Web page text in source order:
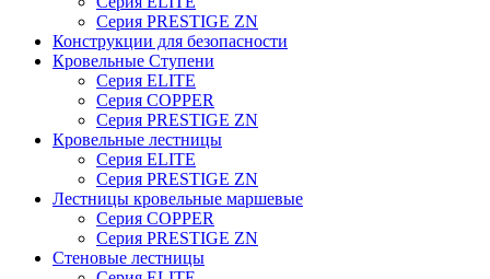
Серия PRESTIGE ZN
Конструкции для безопасности
Кровельные Ступени
Серия ELITE
Серия COPPER
Серия PRESTIGE ZN
Кровельные лестницы
Серия ELITE
Серия PRESTIGE ZN
Лестницы кровельные маршевые
Серия COPPER
Серия PRESTIGE ZN
Стеновые лестницы